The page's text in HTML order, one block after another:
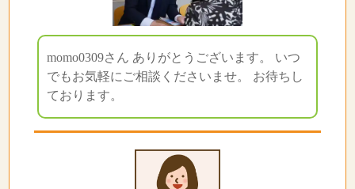
momo0309さん ありがとうございます。 いつ
でもお気軽にご相談くださいませ。 お待ちし
ております。